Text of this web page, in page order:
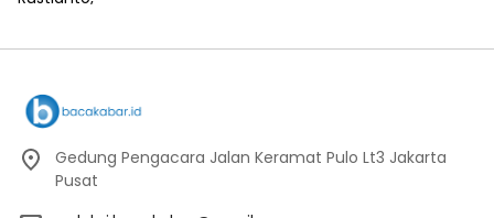
Gedung Pengacara Jalan Keramat Pulo Lt3 Jakarta
Pusat